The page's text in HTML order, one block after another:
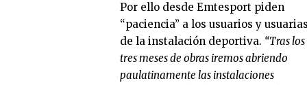
Por ello desde Emtesport piden
“paciencia” a los usuarios y usuarias
de la instalación deportiva. “Tras los
tres meses de obras iremos abriendo
paulatinamente las instalaciones